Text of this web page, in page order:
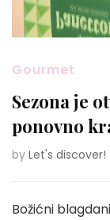
Gourmet
Sezona je
ponovno
by Let's discover!
Božićni